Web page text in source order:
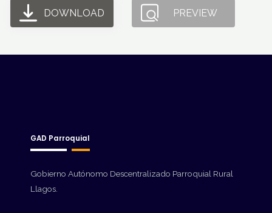
DOWNLOAD PREVIEW
GAD Parroquial
Gobierno Autónomo Descentralizado Parroquial Rural
Llagos.